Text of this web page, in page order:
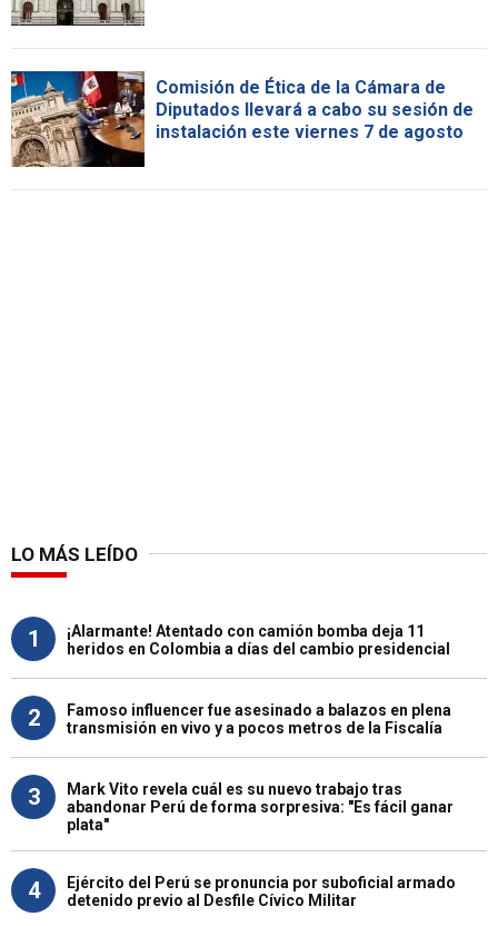
Comisión de Ética de la Cámara de
Diputados llevará a cabo su sesión de
instalación este viernes 7 de agosto
LO MÁS LEÍDO
1
¡Alarmante! Atentado con camión bomba deja 11
heridos en Colombia a días del cambio presidencial
2
Famoso influencer fue asesinado a balazos en plena
transmisión en vivo y a pocos metros de la Fiscalía
3
Mark Vito revela cuál es su nuevo trabajo tras
abandonar Perú de forma sorpresiva: "Es fácil ganar
plata"
4
Ejército del Perú se pronuncia por suboficial armado
detenido previo al Desfile Cívico Militar